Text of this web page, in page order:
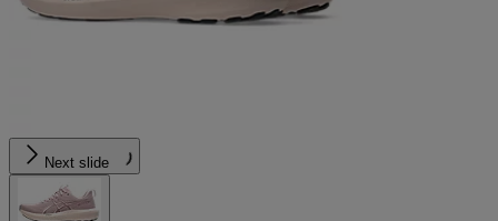
Next slide